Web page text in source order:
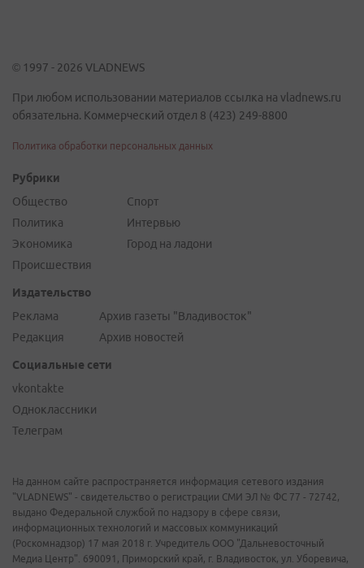
© 1997 - 2026 VLADNEWS
При любом использовании материалов ссылка на vladnews.ru
обязательна. Коммерческий отдел 8 (423) 249-8800
Политика обработки персональных данных
Рубрики
Общество
Политика
Экономика
Происшествия
Спорт
Интервью
Город на ладони
Издательство
Реклама
Редакция
Архив газеты "Владивосток"
Архив новостей
Социальные сети
vkontakte
Одноклассники
Телеграм
На данном сайте распространяется информация сетевого издания
"VLADNEWS" - свидетельство о регистрации СМИ ЭЛ № ФС 77 - 72742,
выдано Федеральной службой по надзору в сфере связи,
информационных технологий и массовых коммуникаций
(Роскомнадзор) 17 мая 2018 г. Учредитель ООО "Дальневосточный
Медиа Центр". 690091, Приморский край, г. Владивосток, ул. Уборевича,